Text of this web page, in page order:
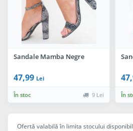
Sandale Mamba Negre
47,99 Lei
În stoc 9 Lei În
Ofertă valabilă în limita stocului